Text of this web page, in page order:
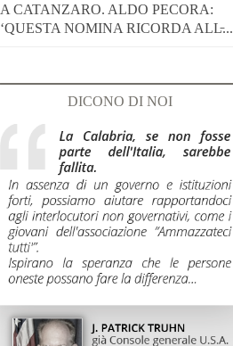
A CATANZARO. ALDO PECORA:
‘QUESTA NOMINA RICORDA ALL̵...
DICONO DI NOI